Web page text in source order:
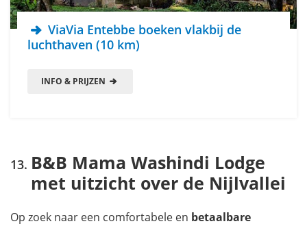
ViaVia Entebbe boeken vlakbij de
luchthaven (10 km)
INFO & PRIJZEN
B&B Mama Washindi Lodge
met uitzicht over de Nijlvallei
Op zoek naar een comfortabele en betaalbare